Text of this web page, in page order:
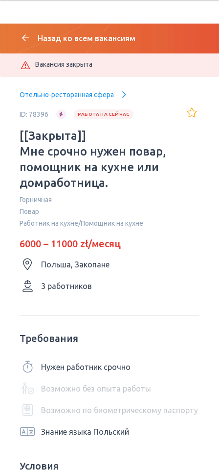
Назад ко всем вакансиям
Вакансия закрыта
Отельно-ресторанная сфера
ID: 78396 РАБОТА НА СЕЙЧАС
[[Закрыта]]
Мне срочно нужен повар,
помощник на кухне или
домработница.
Горничная
Повар
Работник на кухне/Помощник на кухне
6000 – 11000 zł/месяц
Польша, Закопане
3 работников
Требования
Нужен работник срочно
Возможно без опыта работы
Возможно по биометрическому паспорту
Знание языка Польский
Условия